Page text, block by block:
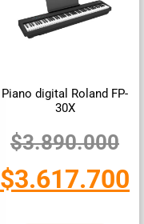
Piano digital Roland FP-
30X
$3.890.000
$3.617.700